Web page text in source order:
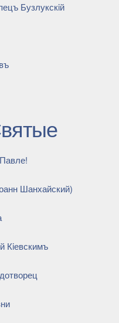
Бузлукскiй
Шанхайский)
Кiевскимъ